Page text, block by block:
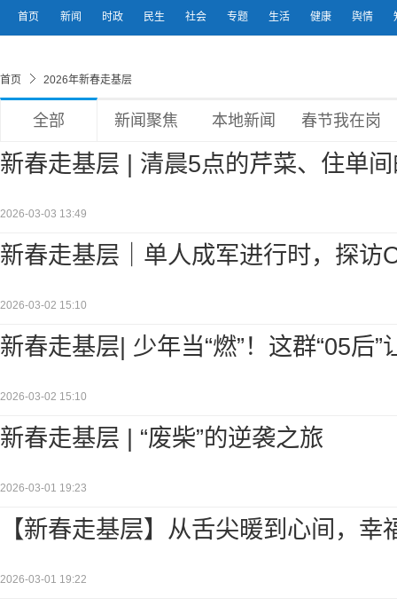
首页 新闻 时政 民生 社会 专题 生活 健康 舆情
首页 2026年新春走基层
全部 新闻聚焦 本地新闻 春节我在岗
新春走基层 | 清晨5点的芹菜、住单
2026-03-03 13:49
新春走基层｜单人成军进行时，探访
2026-03-02 15:10
新春走基层| 少年当“燃”！这群“05后”
2026-03-02 15:10
新春走基层 | “废柴”的逆袭之旅
2026-03-01 19:23
【新春走基层】从舌尖暖到心间，幸
2026-03-01 19:22